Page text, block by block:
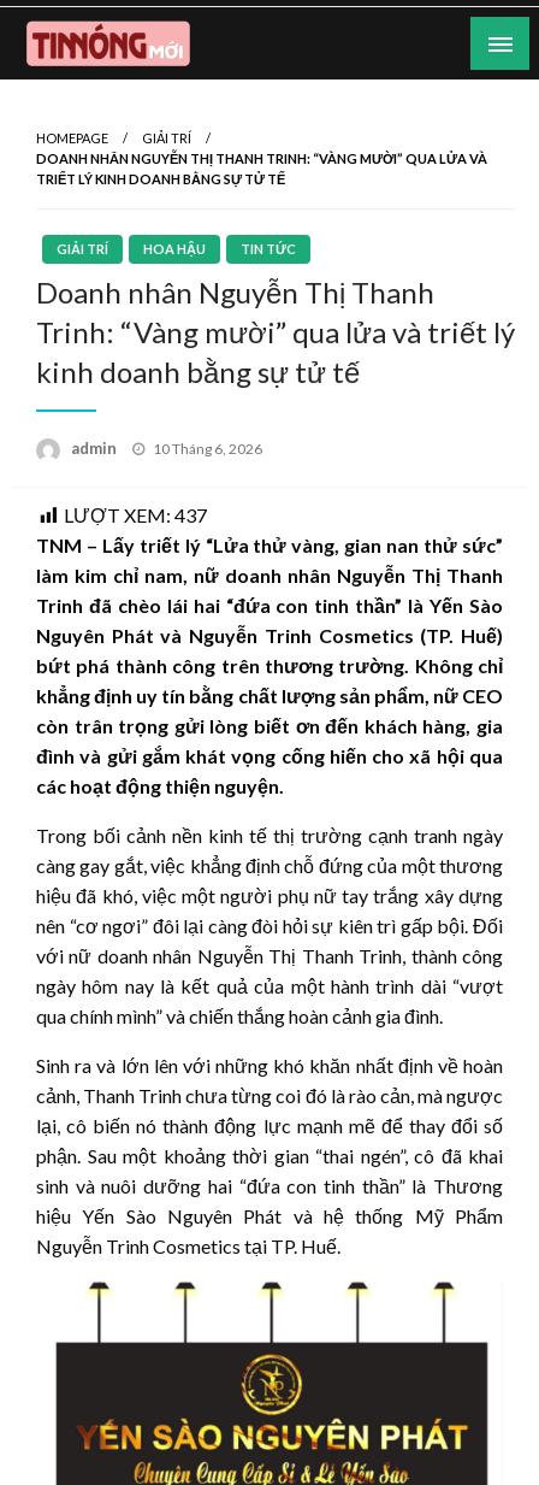
Skip
content
Tin Nóng Mới
Nơi cung cấp thông tin mới nhất
HOMEPAGE
GIẢI TRÍ
DOANH NHÂN NGUYỄN THỊ THANH TRINH: “VÀNG MƯỜI” QUA LỬA VÀ
TRIẾT LÝ KINH DOANH BẰNG SỰ TỬ TẾ
GIẢI TRÍ HOA HẬU TIN TỨC
Doanh nhân Nguyễn Thị Thanh
Trinh: “Vàng mười” qua lửa và triết lý
kinh doanh bằng sự tử tế
admin
Posted
10 Tháng 6, 2026
LƯỢT XEM: 437
TNM – Lấy triết lý “Lửa thử vàng, gian nan thử sức”
làm kim chỉ nam, nữ doanh nhân Nguyễn Thị Thanh
Trinh đã chèo lái hai “đứa con tinh thần” là Yến Sào
Nguyên Phát và Nguyễn Trinh Cosmetics (TP. Huế)
bứt phá thành công trên thương trường. Không chỉ
khẳng định uy tín bằng chất lượng sản phẩm, nữ CEO
còn trân trọng gửi lòng biết ơn đến khách hàng, gia
đình và gửi gắm khát vọng cống hiến cho xã hội qua
các hoạt động thiện nguyện.
Trong bối cảnh nền kinh tế thị trường cạnh tranh ngày
càng gay gắt, việc khẳng định chỗ đứng của một thương
hiệu đã khó, việc một người phụ nữ tay trắng xây dựng
nên “cơ ngơi” đôi lại càng đòi hỏi sự kiên trì gấp bội. Đối
với nữ doanh nhân Nguyễn Thị Thanh Trinh, thành công
ngày hôm nay là kết quả của một hành trình dài “vượt
qua chính mình” và chiến thắng hoàn cảnh gia đình.
Sinh ra và lớn lên với những khó khăn nhất định về hoàn
cảnh, Thanh Trinh chưa từng coi đó là rào cản, mà ngược
lại, cô biến nó thành động lực mạnh mẽ để thay đổi số
phận. Sau một khoảng thời gian “thai ngén”, cô đã khai
sinh và nuôi dưỡng hai “đứa con tinh thần” là Thương
hiệu Yến Sào Nguyên Phát và hệ thống Mỹ Phẩm
Nguyễn Trinh Cosmetics tại TP. Huế.